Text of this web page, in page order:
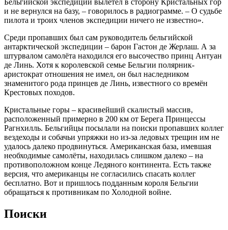
и не вернулся на базу, – говорилось в радиограмме. – О судьбе
пилота и троих членов экспедиции ничего не известно».
Среди пропавших был сам руководитель бельгийской
антарктической экспедиции – барон Гастон де Жерлаш. А за
штурвалом самолёта находился его высочество принц Антуан
де Линь. Хотя к королевской семье Бельгии полярник-
аристократ отношения не имел, он был наследником
знаменитого рода принцев де Линь, известного со времён
Крестовых походов.
Кристальные горы – красивейший скалистый массив,
расположенный примерно в 200 км от Берега Принцессы
Рагнхилль. Бельгийцы посылали на поиски пропавших коллег
вездеходы и собачьи упряжки но из-за ледовых трещин им не
удалось далеко продвинуться. Американская база, имевшая
необходимые самолёты, находилась слишком далеко – на
противоположном конце Ледяного континента. Есть также
версия, что американцы не согласились спасать коллег
бесплатно. Вот и пришлось подданным короля Бельгии
обращаться к противникам по Холодной войне.
Поиски